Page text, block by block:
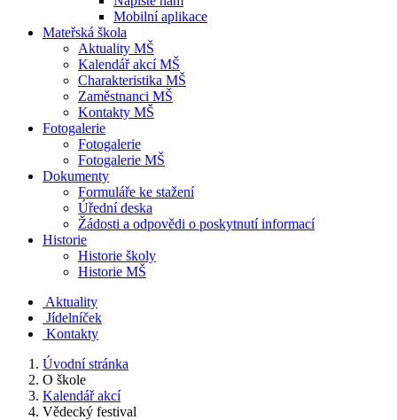
Mobilní aplikace
Mateřská škola
Aktuality MŠ
Kalendář akcí MŠ
Charakteristika MŠ
Zaměstnanci MŠ
Kontakty MŠ
Fotogalerie
Fotogalerie
Fotogalerie MŠ
Dokumenty
Formuláře ke stažení
Úřední deska
Žádosti a odpovědi o poskytnutí informací
Historie
Historie školy
Historie MŠ
Aktuality
Jídelníček
Kontakty
Úvodní stránka
O škole
Kalendář akcí
Vědecký festival